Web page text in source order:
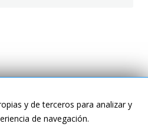
y de terceros para analizar y
de navegación.